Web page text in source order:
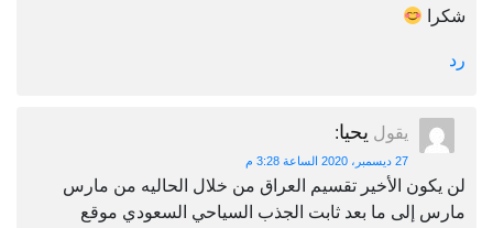
شكرا
رد
يقول يحيا:
27 ديسمبر، 2020 الساعة 3:28 م
لن يكون الأخير تقسيم العراق من خلال الحاليه من مارس
مارس إلى ما بعد ثابت الجذب السياحي السعودي موقع